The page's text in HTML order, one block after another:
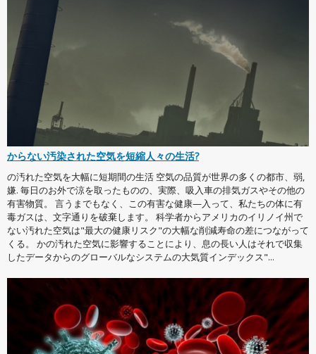
からない汚染された空気を短縮人々の生活?
の汚れた空気を大幅に短期間の生活 空気の品質が世界の多くの都市、弱,
嫌. 毎日のお外で涼を取ったものの、実際、吸入車の排気ガスやその他の
有害物質。 言うまでもなく、この有害な健康—入って、私たちの体に有
毒ガスは、文字通りを破棄します。 科学者からアメリカのイリノイ州で
ない汚れた空気は"最大の健康リスク"の大幅な削減寿命の差につながって
くる。 かの汚れた空気に影響することにより、息の長い人はそれで収集
したデータからのグローバルなシステムの大気質インデックス"...